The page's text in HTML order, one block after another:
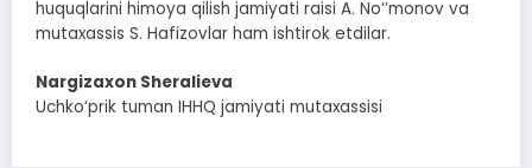
huquqlarini himoya qilish jamiyati raisi A. No‘’monov va
mutaxassis S. Hafizovlar ham ishtirok etdilar.
Nargizaxon Sheralieva
Uchko‘prik tuman IHHQ jamiyati mutaxassisi